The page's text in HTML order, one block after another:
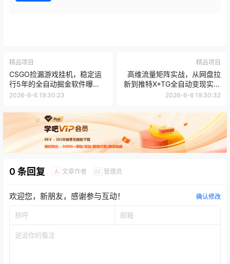
精品项目
CSGO捡漏游戏挂机，稳定运
行5年的全自动掘金软件曝
光，小白也可当天学会，当天
2026-6-6 19:30:23
精品项目
高维流量矩阵实战，从网盘拉
新到推特X+TG全自动变现实战
教学，打造长期被动收入
2026-6-6 19:30:32
0 条回复 A 文章作者 M 管理员
欢迎您，新朋友，感谢参与互动！ 确认修改